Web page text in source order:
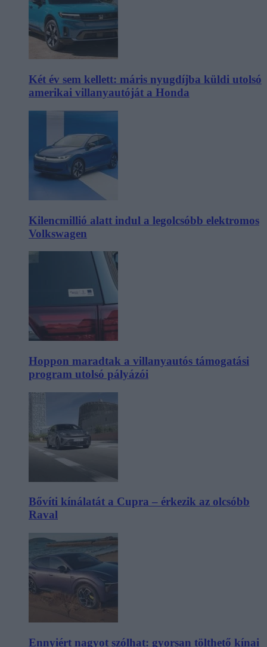
Két év sem kellett: máris nyugdíjba küldi utolsó
amerikai villanyautóját a Honda
Kilencmillió alatt indul a legolcsóbb elektromos
Volkswagen
Hoppon maradtak a villanyautós támogatási
program utolsó pályázói
Bővíti kínálatát a Cupra – érkezik az olcsóbb
Raval
Ennyiért nagyot szólhat: gyorsan tölthető kínai